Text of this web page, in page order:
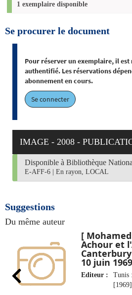
1 exemplaire disponible
Se procurer le document
Pour réserver un exemplaire, il est
authentifié. Les réservations
abonnement en cours.
Se connecter
IMAGE - 2008 -
Disponible à Bibliothèque
E-AFF-6 En rayon, LOCAL
Suggestions
Du même auteur
[
Achour et
10 juin
Editeur :
Tunis
[1969]